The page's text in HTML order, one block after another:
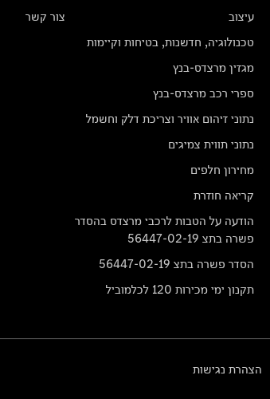
עיצוב
טכנולוגיה, חדשנות, בטיחות וקיימות
מגזין מרצדס-בנץ
ספרי רכב מרצדס-בנץ
נתוני זיהום אוויר וצריכת דלק וחשמל
נתוני תווית צמיגים
מחירון חלפים
קריאה חוזרת
הודעה על הטבות לרכבי מרצדס בהסדר
פשרה בתצ 56447-02-19
הסדר פשרה בתצ 56447-02-19
תקנון ימי מכירות 120 לכלמוביל
צור קשר
הצהרת נגישות